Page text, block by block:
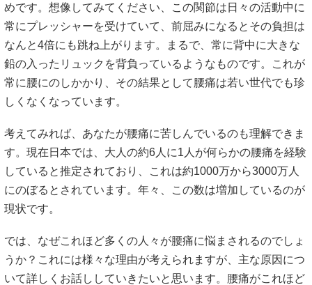
めです。想像してみてください、この関節は日々の活動中に
常にプレッシャーを受けていて、前屈みになるとその負担は
なんと4倍にも跳ね 上がります。まるで、常に背中に大きな
鉛の入ったリュックを背負っているよ うなものです。これが
常に腰にのしかかり、その結果として腰痛は若い世代でも珍
しくなくなっています。
考えてみれば、あなたが腰痛に苦しんでいるのも理解できま
す。現在日本では、大人の約6人に1人が何らかの腰痛を経験
していると推定されており、これは約1000万から3000万人
にのぼると されています。年々、この数は増加しているのが
現状です。
では、なぜこれほど多くの人々が腰痛に悩まされるのでしょ
うか？ これには様々な理由が考えられますが、主な原因につ
いて詳しくお話ししていきたいと思います。腰痛がこれほど